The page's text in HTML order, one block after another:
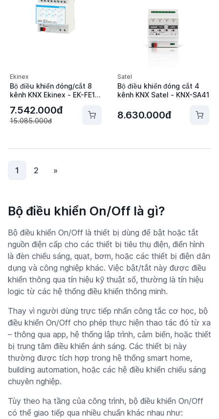
Ekinex
Bộ điều khiển đóng/cắt 8
kênh KNX Ekinex - EK-FE1-
7.542.000đ
15.085.000đ
Satel
Bộ điều khiển đóng cắt 4
kênh KNX Satel - KNX-SA41
8.630.000đ
1 2 »
Bộ điều khiển On/Off là gì?
Bộ điều khiển On/Off là thiết bị dùng để bật hoặc tắt
nguồn điện cấp cho các thiết bị tiêu thụ điện, điển hình
là đèn chiếu sáng, quạt, bơm, hoặc các thiết bị điện dân
dụng và công nghiệp khác. Việc bật/tắt này được điều
khiển thông qua tín hiệu kỹ thuật số, thường là tín hiệu
logic từ các hệ thống điều khiển thông minh.
Thay vì người dùng trực tiếp nhấn công tắc cơ học, bộ
điều khiển On/Off cho phép thực hiện thao tác đó từ xa
– thông qua app, hệ thống lập trình, cảm biến, hoặc thiết
bị trung tâm điều khiển ánh sáng. Các thiết bị này
thường được tích hợp trong hệ thống smart home,
building automation, hoặc các hệ điều khiển chiếu sáng
chuyên nghiệp.
Tùy theo hạ tầng của công trình, bộ điều khiển On/Off
có thể giao tiếp qua nhiều chuẩn khác nhau như: